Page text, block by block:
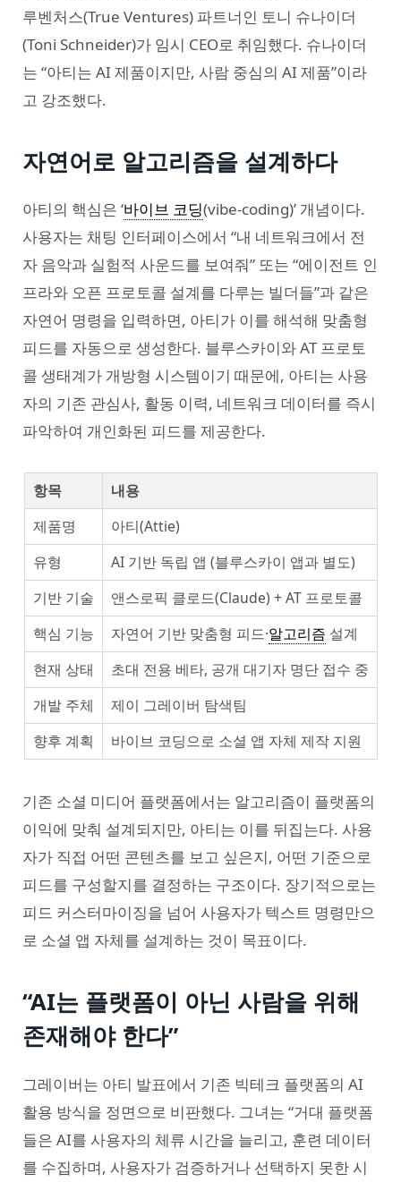
루벤처스(True Ventures) 파트너인 토니 슈나이더
(Toni Schneider)가 임시 CEO로 취임했다. 슈나이더
는 “아티는 AI 제품이지만, 사람 중심의 AI 제품”이라
고 강조했다.
자연어로 알고리즘을 설계하다
아티의 핵심은 ‘바이브 코딩(vibe-coding)’ 개념이다.
사용자는 채팅 인터페이스에서 “내 네트워크에서 전
자 음악과 실험적 사운드를 보여줘” 또는 “에이전트 인
프라와 오픈 프로토콜 설계를 다루는 빌더들”과 같은
자연어 명령을 입력하면, 아티가 이를 해석해 맞춤형
피드를 자동으로 생성한다. 블루스카이와 AT 프로토
콜 생태계가 개방형 시스템이기 때문에, 아티는 사용
자의 기존 관심사, 활동 이력, 네트워크 데이터를 즉시
파악하여 개인화된 피드를 제공한다.
항목
내용
제품명
아티(Attie)
유형
AI 기반 독립 앱 (블루스카이 앱과 별도)
기반 기술
앤스로픽 클로드(Claude) + AT 프로토콜
핵심 기능
자연어 기반 맞춤형 피드·알고리즘 설계
현재 상태
초대 전용 베타, 공개 대기자 명단 접수 중
개발 주체
제이 그레이버 탐색팀
향후 계획
바이브 코딩으로 소셜 앱 자체 제작 지원
기존 소셜 미디어 플랫폼에서는 알고리즘이 플랫폼의
이익에 맞춰 설계되지만, 아티는 이를 뒤집는다. 사용
자가 직접 어떤 콘텐츠를 보고 싶은지, 어떤 기준으로
피드를 구성할지를 결정하는 구조이다. 장기적으로는
피드 커스터마이징을 넘어 사용자가 텍스트 명령만으
로 소셜 앱 자체를 설계하는 것이 목표이다.
“AI는 플랫폼이 아닌 사람을 위해
존재해야 한다”
그레이버는 아티 발표에서 기존 빅테크 플랫폼의 AI
활용 방식을 정면으로 비판했다. 그녀는 “거대 플랫폼
들은 AI를 사용자의 체류 시간을 늘리고, 훈련 데이터
를 수집하며, 사용자가 검증하거나 선택하지 못한 시